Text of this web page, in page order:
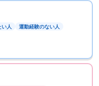
い人 運動経験のない人